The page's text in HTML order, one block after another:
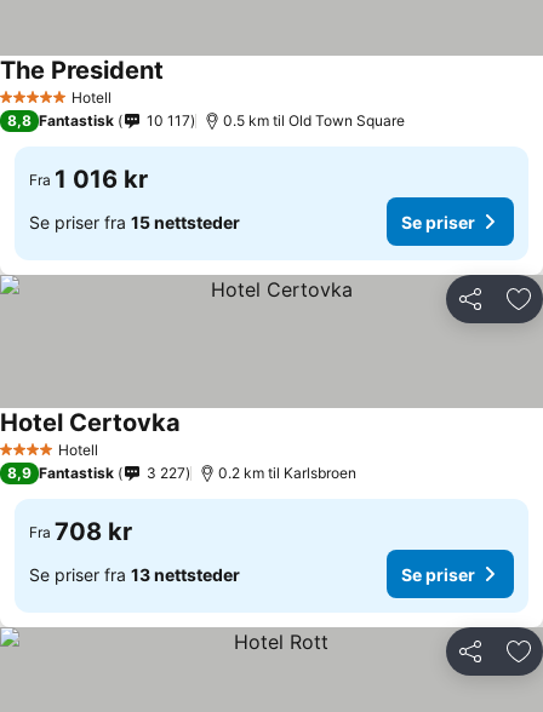
5 Stjerner Hotell
The President
8,8 Fantastisk 10 117 0.5 km til Old Town Square
Fra 1 016 kr
Se priser fra 15 nettsteder Se priser
Del
4 StjernerHotell
Hotel Certovka
8,9 Fantastisk 3 227 0.2 km til Karlsbroen
Fra 708 kr
Se priser fra 13 nettsteder Se priser
Del